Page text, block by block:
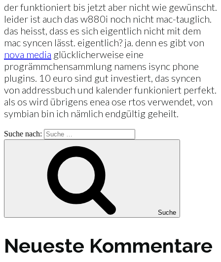
der funktioniert bis jetzt aber nicht wie gewünscht.
leider ist auch das w880i noch nicht mac-tauglich.
das heisst, dass es sich eigentlich nicht mit dem
mac syncen lässt. eigentlich? ja. denn es gibt von
nova media glücklicherweise eine
progrämmchensammlung namens isync phone
plugins. 10 euro sind gut investiert, das syncen
von addressbuch und kalender funkioniert perfekt.
als os wird übrigens enea ose rtos verwendet, von
symbian bin ich nämlich endgültig geheilt.
Suche nach:
Suche
Neueste Kommentare